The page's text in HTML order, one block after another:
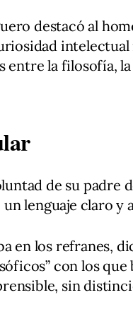
destacó al
intelectual
entre la filosofía,
de su padre
lenguaje claro y
en los refranes,
con los que
sin